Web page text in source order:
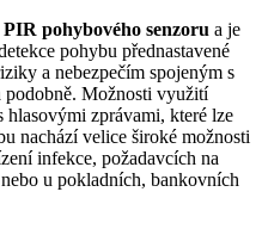
pohybového senzoru a je
pohybu přednastavené
a nebezpečím spojeným s
podobně. Možnosti využití
zprávami, které lze
nachází velice široké možnosti
infekce, požadavcích na
u pokladních, bankovních